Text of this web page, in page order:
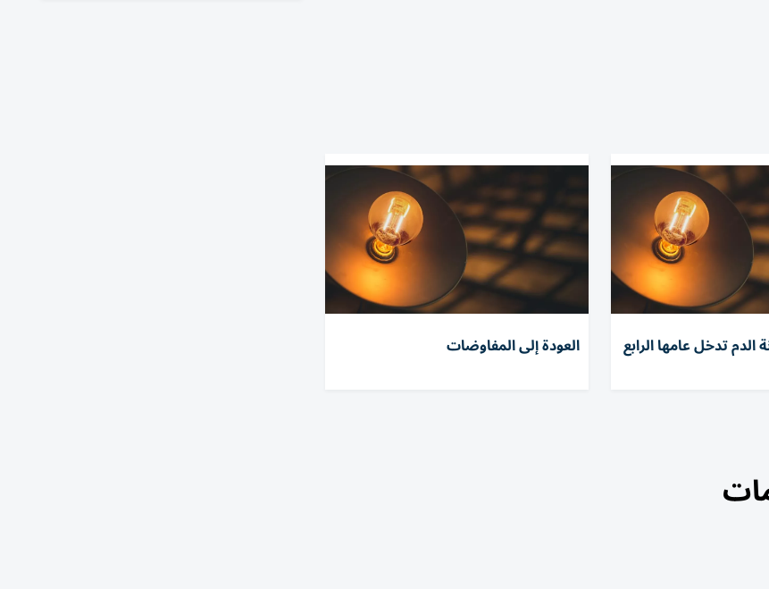
تدخل عامها الرابع العودة إلى المفاوضات